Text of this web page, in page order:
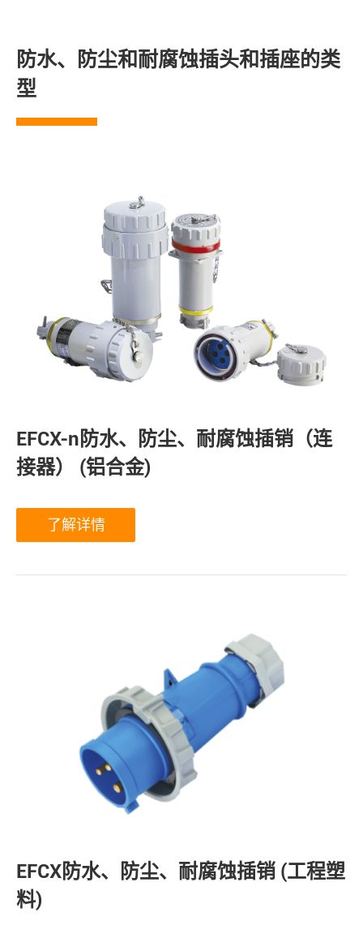
防水、防尘和耐腐蚀插头和插座的类
型
EFCX-n防水、防尘、耐腐蚀插销（连
接器） (铝合金)
了解详情
EFCX防水、防尘、耐腐蚀插销 (工程塑
料)